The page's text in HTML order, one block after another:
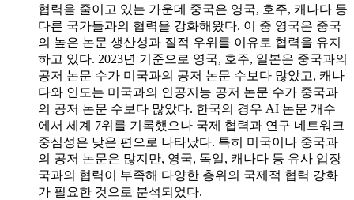
협력을 줄이고 있는 가운데 중국은 영국, 호주, 캐나다 등
다른 국가들과의 협력을 강화해왔다. 이 중 영국은 중국
의 높은 논문 생산성과 질적 우위를 이유로 협력을 유지
하고 있다. 2023년 기준으로 영국, 호주, 일본은 중국과의
공저 논문 수가 미국과의 공저 논문 수보다 많았고, 캐나
다와 인도는 미국과의 인공지능 공저 논문 수가 중국과
의 공저 논문 수보다 많았다. 한국의 경우 AI 논문 개수
에서 세계 7위를 기록했으나 국제 협력과 연구 네트워크
중심성은 낮은 편으로 나타났다. 특히 미국이나 중국과
의 공저 논문은 많지만, 영국, 독일, 캐나다 등 유사 입장
국과의 협력이 부족해 다양한 층위의 국제적 협력 강화
가 필요한 것으로 분석되었다.